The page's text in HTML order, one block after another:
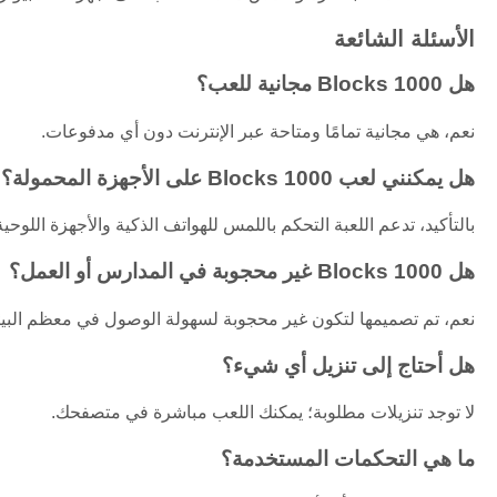
الأسئلة الشائعة
هل 1000 Blocks مجانية للعب؟
نعم، هي مجانية تمامًا ومتاحة عبر الإنترنت دون أي مدفوعات.
هل يمكنني لعب 1000 Blocks على الأجهزة المحمولة؟
بالتأكيد، تدعم اللعبة التحكم باللمس للهواتف الذكية والأجهزة
هل 1000 Blocks غير محجوبة في المدارس أو العمل؟
نعم، تم تصميمها لتكون غير محجوبة لسهولة الوصول في معظم
هل أحتاج إلى تنزيل أي شيء؟
لا توجد تنزيلات مطلوبة؛ يمكنك اللعب مباشرة في متصفحك.
ما هي التحكمات المستخدمة؟